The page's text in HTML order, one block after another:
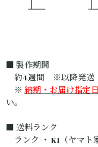
■ 製作期間
約4週間 ※以降発送
※ 納期・お届け指定
い。
■ 送料ランク
ランク ・ K1（ヤマ